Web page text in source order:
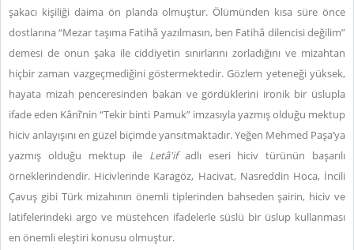
şakacı kişiliği daima ön planda olmuştur. Ölümünden kısa süre önce
dostlarına “Mezar taşıma Fatihâ yazılmasın, ben Fatihâ dilencisi değilim”
demesi de onun şaka ile ciddiyetin sınırlarını zorladığını ve mizahtan
hiçbir zaman vazgeçmediğini göstermektedir. Gözlem yeteneği yüksek,
hayata mizah penceresinden bakan ve gördüklerini ironik bir üslupla
ifade eden Kânî’nin “Tekir binti Pamuk” imzasıyla yazmış olduğu mektup
hiciv anlayışını en güzel biçimde yansıtmaktadır. Yeğen Mehmed Paşa’ya
yazmış olduğu mektup ile Letâ'if adlı eseri hiciv türünün başarılı
örneklerindendir. Hicivlerinde Karagöz, Hacivat, Nasreddin Hoca, İncili
Çavuş gibi Türk mizahının önemli tiplerinden bahseden şairin, hiciv ve
latifelerindeki argo ve müstehcen ifadelerle süslü bir üslup kullanması
en önemli eleştiri konusu olmuştur.